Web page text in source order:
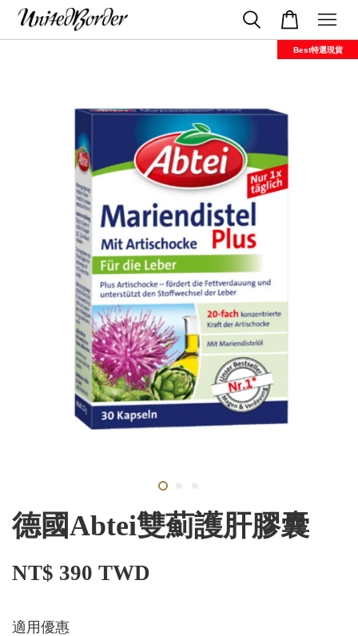
Best特選現貨
德國Abtei雙薊護肝膠囊
NT$ 390 TWD
適用優惠